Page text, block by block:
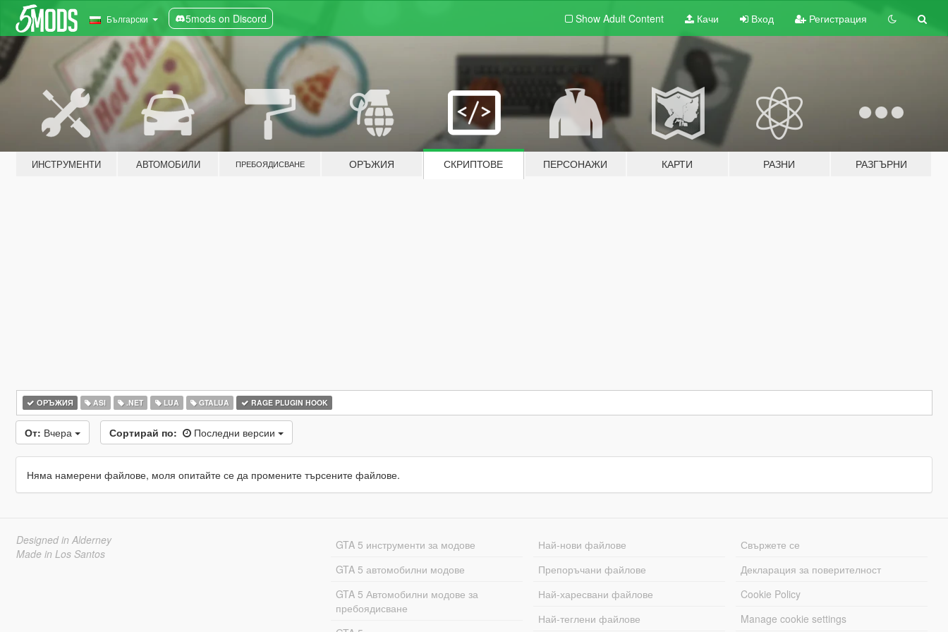
Български 5mods on Discord Show Adult Content Качи Вход Регистрация
ИНСТРУМЕНТИ АВТОМОБИЛИ ПРЕБОЯДИСВАНЕ ОРЪЖИЯ СКРИПТОВЕ ПЕРСОНАЖИ КАРТИ РАЗНИ РАЗГЪРНИ
ОРЪЖИЯ ASI .NET LUA GTALUA RAGE PLUGIN HOOK
От: Вчера Сортирай по: Последни версии
Няма намерени файлове, моля опитайте се да промените търсените файлове.
Designed in Alderney
Made in Los Santos
GTA 5 инструменти за модове
GTA 5 автомобилни модове
GTA 5 Автомобилни модове за
пребоядисване
Най-нови файлове
Препоръчани файлове
Най-харесвани файлове
Най-теглени файлове
Свържете се
Декларация за поверителност
Cookie Policy
Manage cookie settings